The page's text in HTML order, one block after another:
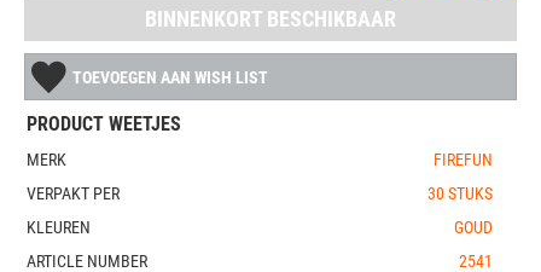
BINNENKORT BESCHIKBAAR
TOEVOEGEN AAN WISH LIST
PRODUCT WEETJES
MERK
FIREFUN
VERPAKT PER
30 STUKS
KLEUREN
GOUD
ARTICLE NUMBER
2541